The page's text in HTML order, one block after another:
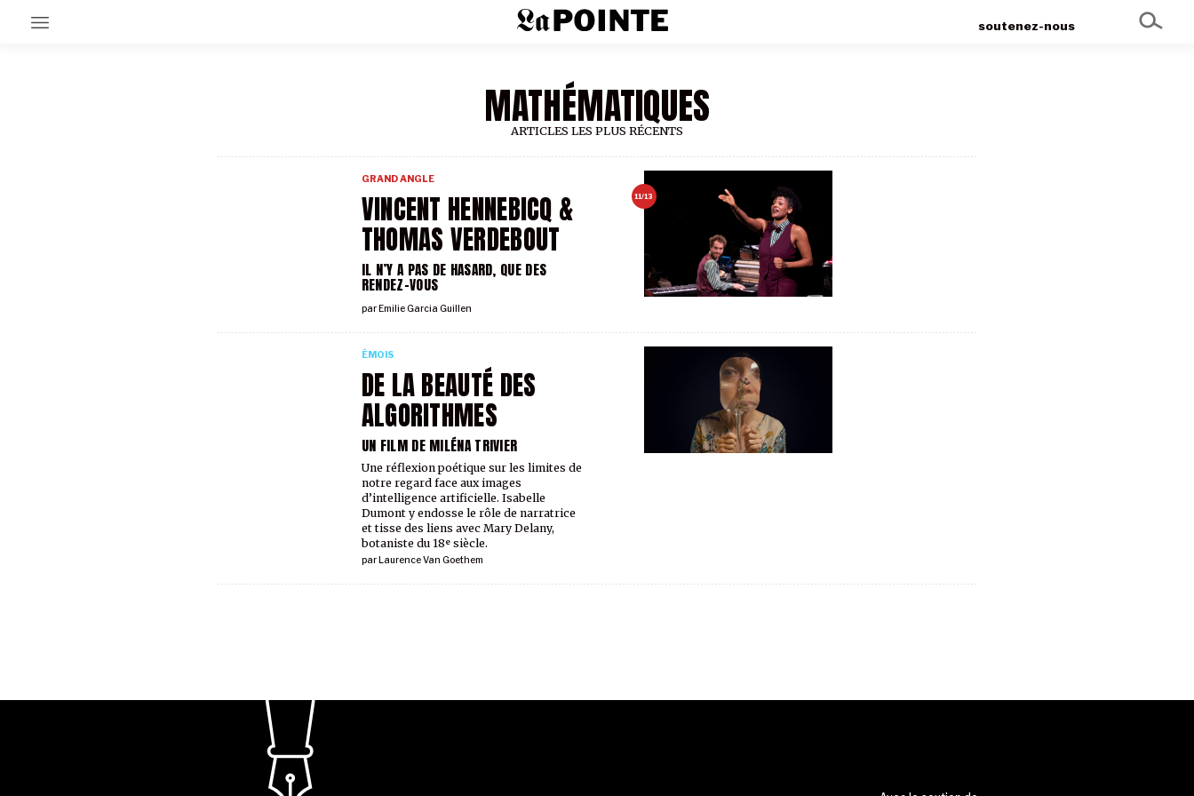
soutenez-nous
MATHÉMATIQUES
ARTICLES LES PLUS RÉCENTS
11/13
VINCENT HENNEBICQ &
THOMAS VERDEBOUT
IL N’Y A PAS DE HASARD, QUE DES
RENDEZ-VOUS
GRAND ANGLE
par Emilie Garcia Guillen
DE LA BEAUTÉ DES
ALGORITHMES
UN FILM DE MILÉNA TRIVIER
ÉMOIS
par Laurence Van Goethem
Une réflexion poétique sur les limites de
notre regard face aux images
d’intelligence artificielle. Isabelle
Dumont y endosse le rôle de narratrice
et tisse des liens avec Mary Delany,
botaniste du 18ᵉ siècle.